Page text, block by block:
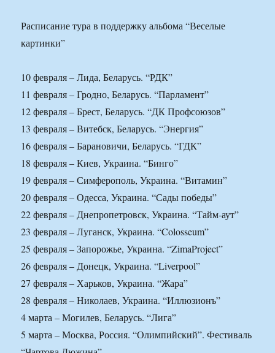
Расписание тура в поддержку альбома “Веселые
картинки”
10 февраля – Лида, Беларусь. “РДК”
11 февраля – Гродно, Беларусь. “Парламент”
12 февраля – Брест, Беларусь. “ДК Профсоюзов”
13 февраля – Витебск, Беларусь. “Энергия”
16 февраля – Барановичи, Беларусь. “ГДК”
18 февраля – Киев, Украина. “Бинго”
19 февраля – Симферополь, Украина. “Витамин”
20 февраля – Одесса, Украина. “Сады победы”
22 февраля – Днепропетровск, Украина. “Тайм-аут”
23 февраля – Луганск, Украина. “Colosseum”
25 февраля – Запорожье, Украина. “ZimaProject”
26 февраля – Донецк, Украина. “Liverpool”
27 февраля – Харьков, Украина. “Жара”
28 февраля – Николаев, Украина. “Иллюзионъ”
4 марта – Могилев, Беларусь. “Лига”
5 марта – Москва, Россия. “Олимпийский”. Фестиваль